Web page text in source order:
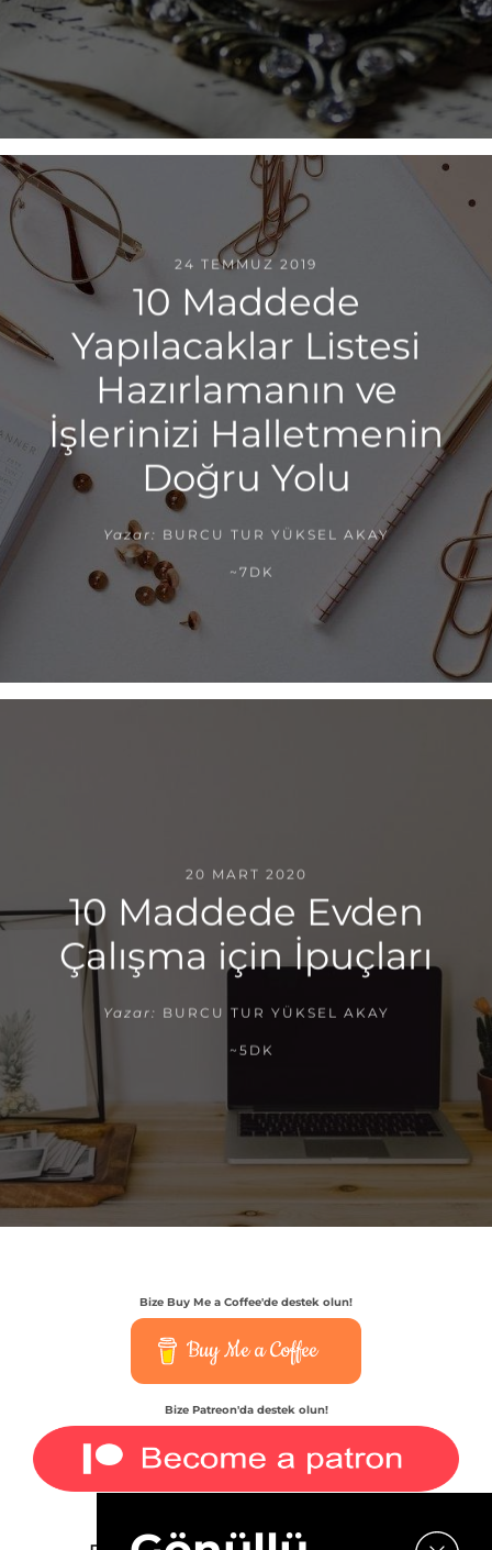
24 TEMMUZ 2019
10 Maddede
Yapılacaklar Listesi
Hazırlamanın ve
İşlerinizi Halletmenin
Doğru Yolu
Yazar: BURCU TUR YÜKSEL AKAY
~7DK
20 MART 2020
10 Maddede Evden
Çalışma için İpuçları
Yazar: BURCU TUR YÜKSEL AKAY
~5DK
Bize Buy Me a Coffee'de destek olun!
Buy Me a Coffee
Bize Patreon'da destek olun!